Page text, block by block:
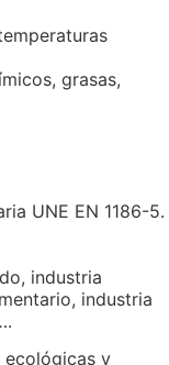
grasas,
UNE EN 1186-5.
industria
industria
ecológicas y